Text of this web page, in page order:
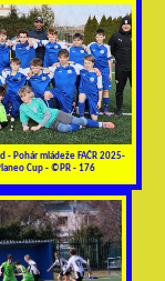
- Pohár mládeže FAČR 2025-
Cup - ©PR - 176